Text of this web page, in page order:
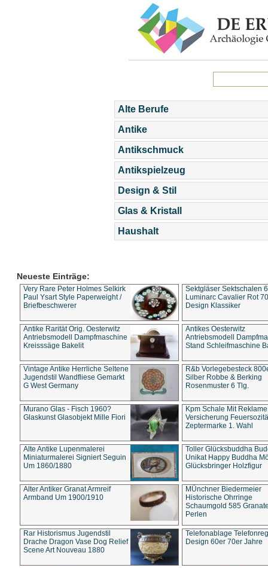
Alte Berufe
Antike
Antikschmuck
Antikspielzeug
Design & Stil
Glas & Kristall
Haushalt
Neueste Einträge:
Very Rare Peter Holmes Selkirk
Paul Ysart Style Paperweight /
Briefbeschwerer
Sektgläser Sektschalen
Luminarc Cavalier Rot
Design Klassiker
Antike Rarität Orig. Oesterwitz
Antriebsmodell Dampfmaschine
Kreisssäge Bakelit
Antikes Oesterwitz
Antriebsmodell
Stand Schleifmaschine
Vintage Antike Herrliche Seltene
Jugendstil Wandfliese Gemarkt
G West Germany
R&b Vorlegebesteck
Silber Robbe & Berking
Rosenmuster 6 Tlg.
Murano Glas - Fisch 1960?
Glaskunst Glasobjekt Mille Fiori
Kpm Schale Mit Reklame
Versicherung
Zeptermarke 1. Wahl
Alte Antike Lupenmalerei
Miniaturmalerei Signiert Seguin
Um 1860/1880
Toller Glücksbuddha
Unikat Happy Buddha
Glücksbringer Holzfigur
Alter Antiker Granat Armreif
Armband Um 1900/1910
MÜnchner Biedermeier
Historische Ohrringe
Schaumgold 585
Perlen
Rar Historismus Jugendstil
Drache Dragon Vase Dog Relief
Scene Art Nouveau 1880
Telefonablage
Design 60er 70er Jahre